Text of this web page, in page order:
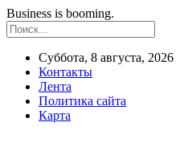
Business is booming.
Суббота, 8 августа, 2026
Контакты
Лента
Политика сайта
Карта